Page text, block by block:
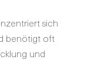
sich
benötigt oft
und